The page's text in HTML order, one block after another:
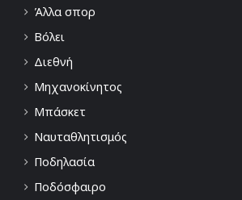
Άλλα σπορ
Βόλει
Διεθνή
Μηχανοκίνητος
Μπάσκετ
Ναυταθλητισμός
Ποδηλασία
Ποδόσφαιρο